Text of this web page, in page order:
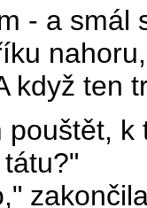
- a smál
když ten